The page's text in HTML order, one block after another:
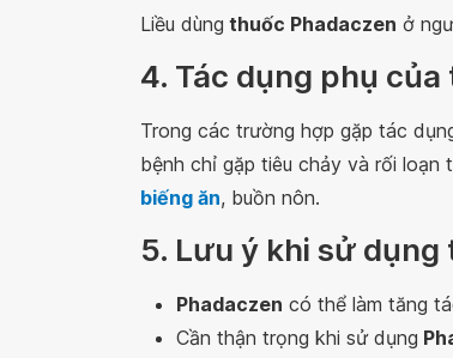
Liều dùng thuốc Phadaczen ở
4. Tác dụng phụ
Trong các trường hợp gặp tác
bệnh chỉ gặp tiêu chảy và rối loạn
biếng ăn, buồn nôn.
5. Lưu ý khi sử
Phadaczen có thể làm tăng
Cần thận trọng khi sử dụng